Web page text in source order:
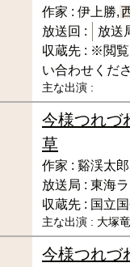
作家 : 伊上勝,
放送回 :
放送
収蔵先 : ※閲覧
い合わせくだ
主な出演 :
今様つれづ
草
作家 : 谿渓太郎
放送局 : 東海
収蔵先 : 国立
主な出演 : 大塚
今様つれづ